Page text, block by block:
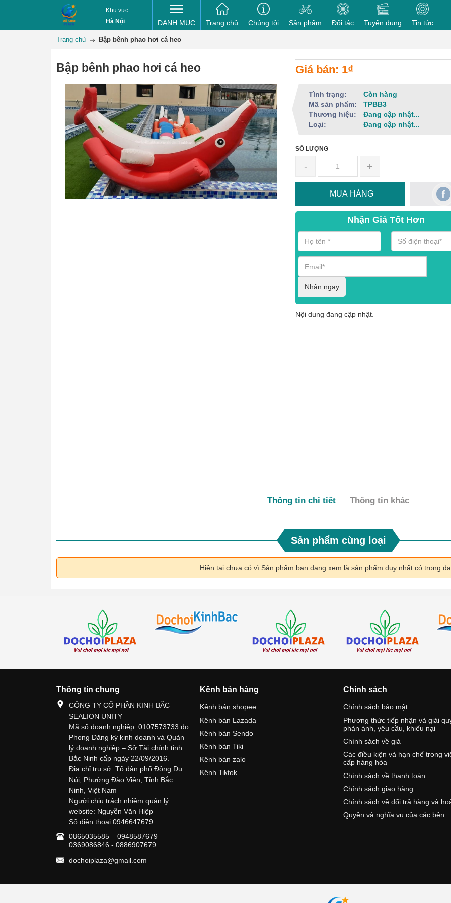
Khu vực
Hà Nội
DANH MỤC Trang chủ Chúng tôi Sản phẩm Đối tác Tuyển dụng Tin tức
Trang chủ Bập bênh phao hơi cá heo
Bập bênh phao hơi cá heo Giá bán: 1₫
Tình trạng:
Còn hàng
Mã sản phẩm:
TPBB3
Thương hiệu:
Đang cập nhật...
Loại:
Đang cập nhật...
SỐ LƯỢNG
- +
MUA HÀNG
Nhận Giá Tốt Hơn
Nhận ngay
Nội dung đang cập nhật.
Thông tin chi tiết Thông tin khác
Sản phẩm cùng loại
Hiện tại chưa có vì Sản phẩm bạn đang xem là sản phẩm duy nhất có trong
Thông tin chung
CÔNG TY CỔ PHẦN KINH BẮC
SEALION UNITY
Mã số doanh nghiệp: 0107573733 do
Phong Đăng ký kinh doanh và Quản
lý doanh nghiệp – Sở Tài chính tỉnh
Bắc Ninh cấp ngày 22/09/2016.
Địa chỉ trụ sở: Tổ dân phố Đông Du
Núi, Phường Đào Viên, Tỉnh Bắc
Ninh, Việt Nam
Người chịu trách nhiệm quản lý
website: Nguyễn Văn Hiệp
Số điện thoại:0946647679
0865035585 – 0948587679
0369086846 - 0886907679
dochoiplaza@gmail.com
Kênh bán hàng
Kênh bán shopee
Kênh bán Lazada
Kênh bán Sendo
Kênh bán Tiki
Kênh bán zalo
Kênh Tiktok
Chính sách
Chính sách bảo mật
Phương thức tiếp nhận và giải
phản ánh, yêu cầu, khiếu nại
Chính sách về giá
Các điều kiện và hạn chế trong
cấp hàng hóa
Chính sách về thanh toán
Chính sách giao hàng
Chính sách về đổi trả hàng và
Quyền và nghĩa vụ của các bên